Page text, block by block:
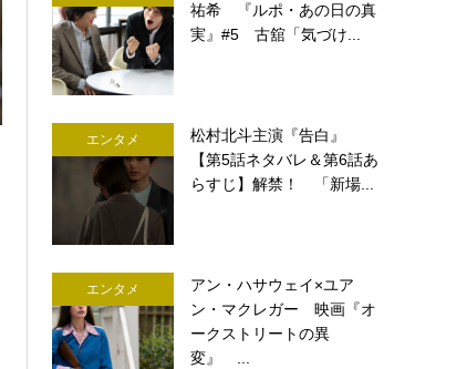
祐希 『ルポ・あの日の真
実』#5 古舘「気づけ...
エンタメ
松村北斗主演『告白』
【第5話ネタバレ＆第6話あ
らすじ】解禁！ 「新場...
エンタメ
アン・ハサウェイ×ユア
ン・マクレガー 映画『オ
ークストリートの異
変』 ...